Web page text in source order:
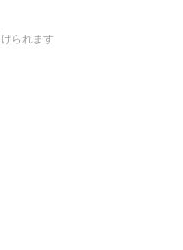
られます